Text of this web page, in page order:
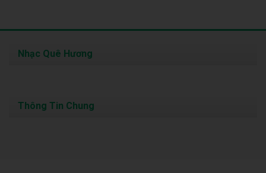
Nhạc Quê Hương
Thông Tin Chung